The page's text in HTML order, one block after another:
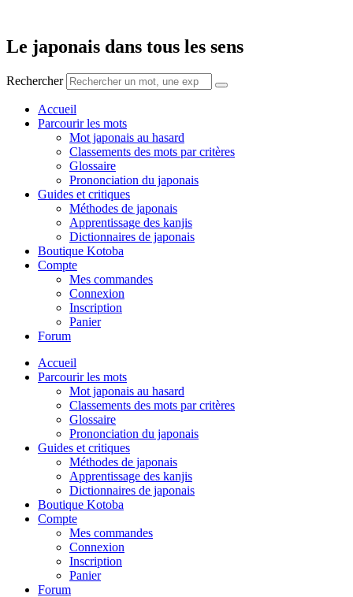
contenu
Le japonais dans tous les sens
Rechercher
Accueil
Parcourir les mots
Mot japonais au hasard
Classements des mots par critères
Glossaire
Prononciation du japonais
Guides et critiques
Méthodes de japonais
Apprentissage des kanjis
Dictionnaires de japonais
Boutique Kotoba
Compte
Mes commandes
Connexion
Inscription
Panier
Forum
Accueil
Parcourir les mots
Mot japonais au hasard
Classements des mots par critères
Glossaire
Prononciation du japonais
Guides et critiques
Méthodes de japonais
Apprentissage des kanjis
Dictionnaires de japonais
Boutique Kotoba
Compte
Mes commandes
Connexion
Inscription
Panier
Forum